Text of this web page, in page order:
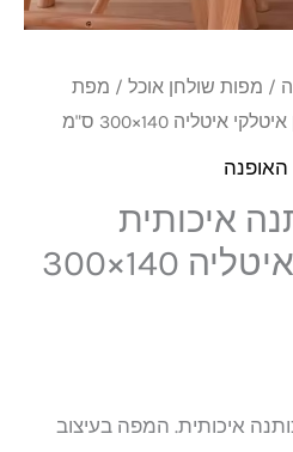
/ מפות שולחן אוכל / מפת
140×300 ס"מ
האופנה
איכותית
בסגנון איטלקי איטליה 140×300
איכותית. המפה בעיצוב